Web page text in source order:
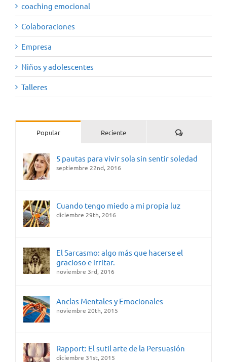
coaching emocional
Colaboraciones
Empresa
Niños y adolescentes
Talleres
Popular Reciente Comentarios
5 pautas para vivir sola sin sentir soledad
septiembre 22nd, 2016
Cuando tengo miedo a mi propia luz
diciembre 29th, 2016
El Sarcasmo: algo más que hacerse el
gracioso e irritar.
noviembre 3rd, 2016
Anclas Mentales y Emocionales
noviembre 20th, 2015
Rapport: El sutil arte de la Persuasión
diciembre 31st, 2015